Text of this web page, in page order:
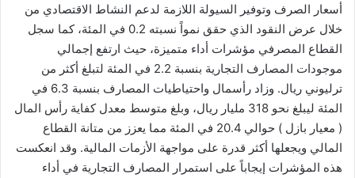
أسعار الصرف وتوفير السيولة اللازمة لدعم النشاط الاقتصادي من
خلال عرض النقود الذي حقق نمواً نسبته 0.2 في المئة، كما سجل
القطاع المصرفي مؤشرات أداء متميزة، حيث ارتفع إجمالي
موجودات المصارف التجارية بنسبة 2.2 في المئة لتبلغ أكثر من
ترليوني ريال. وزاد رأسمال واحتياطيات المصارف بنسبة 6.3 في
المئة ليبلغ نحو 318 مليار ريال، وبلغ متوسط معدل كفاية رأس المال
( معيار بازل ) حوالي 20.4 في المئة مما يعزز من متانة القطاع
المالي ويجعلها أكثر قدرة على مواجهة الأزمات المالية. وقد انعكست
هذه المؤشرات إيجاباً على استمرار المصارف التجارية في أداء